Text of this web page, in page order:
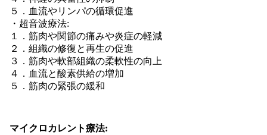
５．血流やリンパの循環促進
・超音波療法:
１．筋肉や関節の痛みや炎症の軽減
２．組織の修復と再生の促進
３．筋肉や軟部組織の柔軟性の向上
４．血流と酸素供給の増加
５．筋肉の緊張の緩和
マイクロカレント療法: